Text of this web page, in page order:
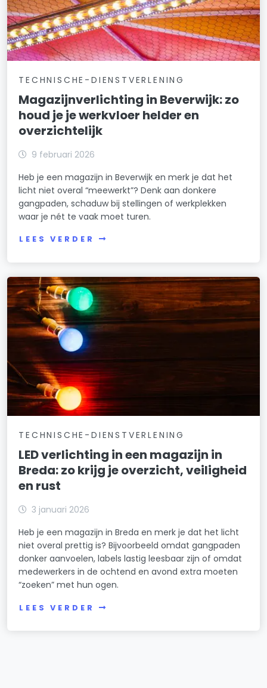
TECHNISCHE-DIENSTVERLENING
Magazijnverlichting in Beverwijk: zo
houd je je werkvloer helder en
overzichtelijk
9 februari 2026
Heb je een magazijn in Beverwijk en merk je dat het
licht niet overal “meewerkt”? Denk aan donkere
gangpaden, schaduw bij stellingen of werkplekken
waar je nét te vaak moet turen.
LEES VERDER
TECHNISCHE-DIENSTVERLENING
LED verlichting in een magazijn in
Breda: zo krijg je overzicht, veiligheid
en rust
3 januari 2026
Heb je een magazijn in Breda en merk je dat het licht
niet overal prettig is? Bijvoorbeeld omdat gangpaden
donker aanvoelen, labels lastig leesbaar zijn of omdat
medewerkers in de ochtend en avond extra moeten
“zoeken” met hun ogen.
LEES VERDER